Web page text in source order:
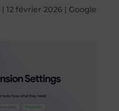
| 12 février 2026 | Google